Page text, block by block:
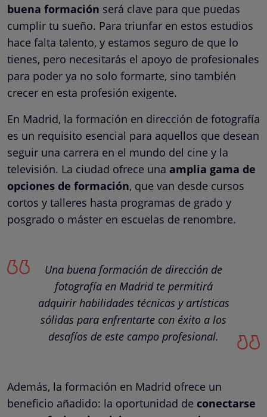
buena formación será clave para que puedas
cumplir tu sueño. Para triunfar en estos estudios
hace falta talento, y estamos seguro de que lo
tienes, pero necesitarás el apoyo de profesionales
para poder ya no solo formarte, sino también
crecer en esta profesión exigente.
En Madrid, la formación en dirección de fotografía
es un requisito esencial para aquellos que desean
seguir una carrera en el mundo del cine y la
televisión. La ciudad ofrece una amplia gama de
opciones de formación, que van desde cursos
cortos y talleres hasta programas de grado y
posgrado o máster en escuelas de renombre.
Una buena formación de dirección de
fotografía en Madrid te permitirá
adquirir habilidades técnicas y artísticas
sólidas para enfrentarte con éxito a los
desafíos de este campo profesional.
Además, la formación en Madrid ofrece un
beneficio añadido: la oportunidad de conectarse